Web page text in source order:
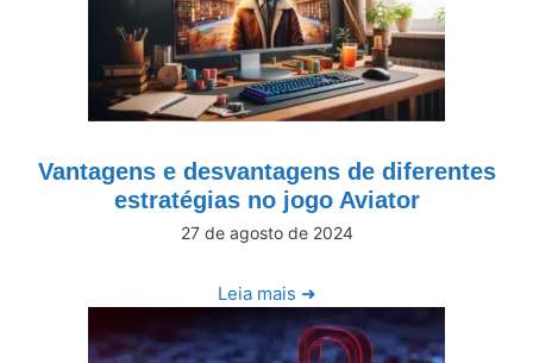
Vantagens e desvantagens de diferentes
estratégias no jogo Aviator
27 de agosto de 2024
Leia mais ➜